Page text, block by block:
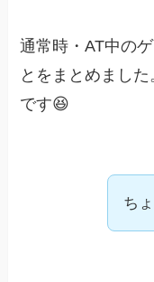
通常時・AT中の
とをまとめまし
です😆
ち